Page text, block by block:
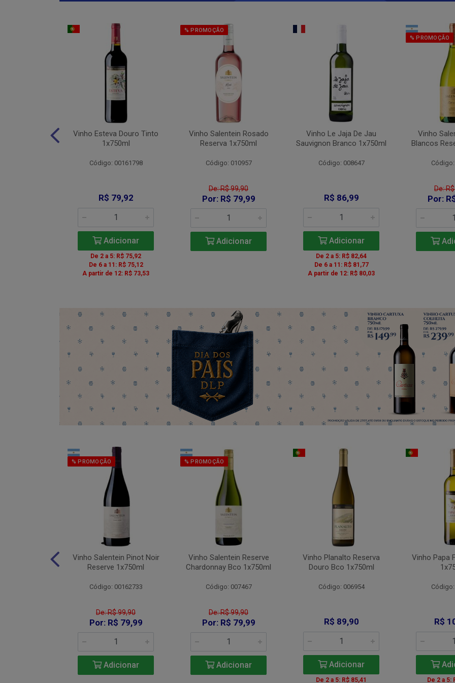
Vinho Esteva Douro Tinto
1x750ml
Código: 00161798
R$ 79,92
Adicionar
De 2 a 5: R$ 75,92
De 6 a 11: R$ 75,12
A partir de 12: R$ 73,53
% PROMOÇÃO
Vinho Salentein Rosado
Reserva 1x750ml
Código: 010957
De: R$ 99,90
Por: R$ 79,99
Adicionar
Vinho Le Jaja De Jau
Sauvignon Branco 1x750ml
Código: 008647
R$ 86,99
Adicionar
De 2 a 5: R$ 82,64
De 6 a 11: R$ 81,77
A partir de 12: R$ 80,03
% PROMOÇÃO
Vinho
Blancos
De:
Por:
% PROMOÇÃO
Vinho Salentein Pinot Noir
Reserve 1x750ml
Código: 00162733
De: R$ 99,90
Por: R$ 79,99
Adicionar
% PROMOÇÃO
Vinho Salentein Reserve
Chardonnay Bco 1x750ml
Código: 007467
De: R$ 99,90
Por: R$ 79,99
Adicionar
Vinho Planalto Reserva
Douro Bco 1x750ml
Código: 006954
R$ 89,90
Adicionar
De 2 a 5: R$ 85,41
Vinho Papa
R$
De 2 a 5: